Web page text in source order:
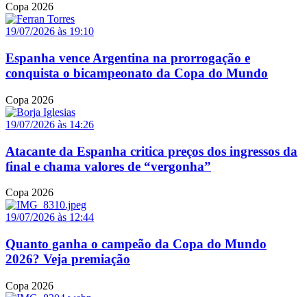
Copa 2026
19/07/2026 às 19:10
Espanha vence Argentina na prorrogação e
conquista o bicampeonato da Copa do Mundo
Copa 2026
19/07/2026 às 14:26
Atacante da Espanha critica preços dos ingressos da
final e chama valores de “vergonha”
Copa 2026
19/07/2026 às 12:44
Quanto ganha o campeão da Copa do Mundo
2026? Veja premiação
Copa 2026